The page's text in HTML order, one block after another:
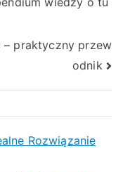
– praktyczny przew
odnik
Rozwiązanie